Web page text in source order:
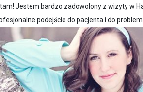
Jestem bardzo zadowolony z wizyty w
podejście do pacjenta i do